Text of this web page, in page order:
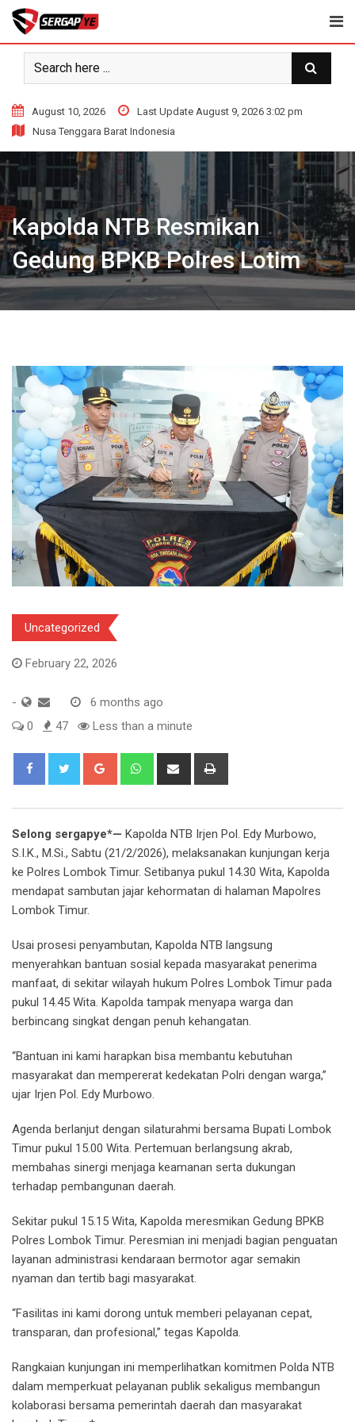
Skip
content
August 10, 2026
Last Update August 9, 2026 3:02 pm
Nusa Tenggara Barat Indonesia
Kapolda NTB Resmikan
Gedung BPKB Polres Lotim
Uncategorized
February 22, 2026
-
6 months ago
0
47 Less than a minute
Google+ WhatsappShare
Selong sergapye*— Kapolda NTB Irjen Pol. Edy Murbowo,
S.I.K., M.Si., Sabtu (21/2/2026), melaksanakan kunjungan kerja
ke Polres Lombok Timur. Setibanya pukul 14.30 Wita, Kapolda
mendapat sambutan jajar kehormatan di halaman Mapolres
Lombok Timur.
Usai prosesi penyambutan, Kapolda NTB langsung
menyerahkan bantuan sosial kepada masyarakat penerima
manfaat, di sekitar wilayah hukum Polres Lombok Timur pada
pukul 14.45 Wita. Kapolda tampak menyapa warga dan
berbincang singkat dengan penuh kehangatan.
“Bantuan ini kami harapkan bisa membantu kebutuhan
masyarakat dan mempererat kedekatan Polri dengan warga,”
ujar Irjen Pol. Edy Murbowo.
Agenda berlanjut dengan silaturahmi bersama Bupati Lombok
Timur pukul 15.00 Wita. Pertemuan berlangsung akrab,
membahas sinergi menjaga keamanan serta dukungan
terhadap pembangunan daerah.
Sekitar pukul 15.15 Wita, Kapolda meresmikan Gedung BPKB
Polres Lombok Timur. Peresmian ini menjadi bagian penguatan
layanan administrasi kendaraan bermotor agar semakin
nyaman dan tertib bagi masyarakat.
“Fasilitas ini kami dorong untuk memberi pelayanan cepat,
transparan, dan profesional,” tegas Kapolda.
Rangkaian kunjungan ini memperlihatkan komitmen Polda NTB
dalam memperkuat pelayanan publik sekaligus membangun
kolaborasi bersama pemerintah daerah dan masyarakat